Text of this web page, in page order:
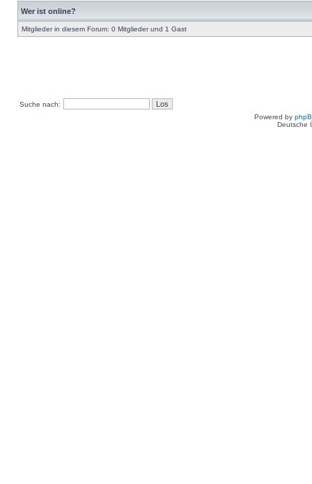
Wer ist online?
Mitglieder in diesem Forum: 0 Mitglieder und 1 Gast
Suche nach:
Powered by
Deutsche